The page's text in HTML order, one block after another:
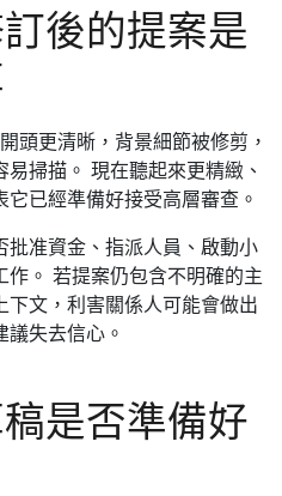
後的提案是
頭更清晰，背景細節被修剪，
掃描。 現在聽起來更精緻、
已經準備好接受高層審查。
准資金、指派人員、啟動小
。 若提案仍包含不明確的主
文，利害關係人可能會做出
失去信心。
是否準備好